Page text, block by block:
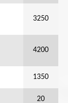
3250
4200
1350
20